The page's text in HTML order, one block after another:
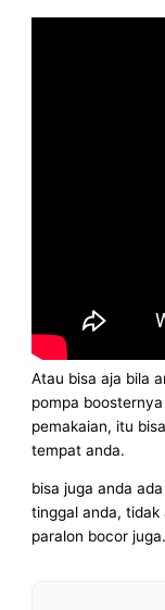
Atau bisa aja bila
pompa
pemakaian, itu
tempat anda.
bisa juga anda
tinggal anda, tidak
paralon bocor juga.